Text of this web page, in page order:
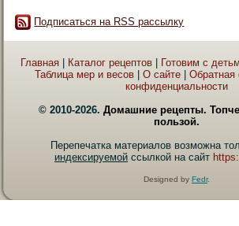
Подписаться на RSS рассылку
Главная Каталог рецептов Готовим с
Таблица мер и весов
О сайте Обратная
конфиденциальности
© 2010-2026. Домашние рецепты.
пользой.
Перепечатка материалов возможна
индексируемой ссылкой на сайт
Designed by Fedr.